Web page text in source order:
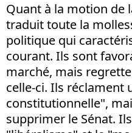
Quant à la motion de
traduit toute la
politique qui
courant. Ils sont
marché, mais
celle-ci. Ils réclament
constitutionnelle",
supprimer le Sénat.